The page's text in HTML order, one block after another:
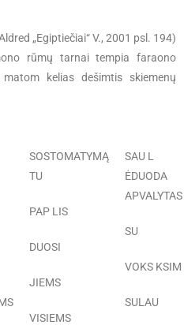
„Egiptiečiai“ V., 2001 psl. 194)
rūmų tarnai tempia faraono
kelias dešimtis skiemenų
SOSTOMATYMĄ
TU
PAP LIS
DUOSI
JIEMS
VISIEMS
SAU L
ĖDUODA
APVALYTAS
SU
VOKS KSIM
SULAU